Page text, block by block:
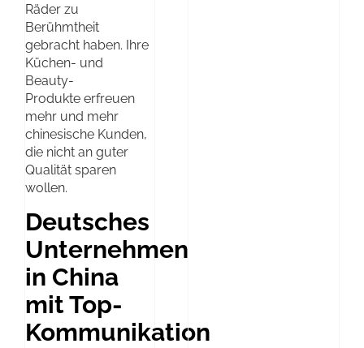
Räder zu
Berühmtheit
gebracht haben. Ihre
Küchen- und
Beauty-
Produkte erfreuen
mehr und mehr
chinesische Kunden,
die nicht an guter
Qualität sparen
wollen.
Deutsches
Unternehmen
in China
mit Top-
Kommunikation